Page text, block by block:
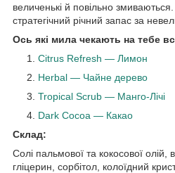
величенькі й повільно
стратегічний річний запас за
Ось які мила чекають на тебе
Citrus Refresh — Лимон
Herbal — Чайне дерево
Tropical Scrub — Манго-Лічі
Dark Cocoa — Какао
Склад:
Солі пальмової та кокосової олій,
гліцерин, сорбітол, колоїдний